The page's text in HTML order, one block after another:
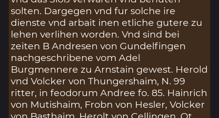
solten. Dargegen vnd fur solche ire
dienste vnd arbait inen etliche gutere zu
lehen verlihen worden. Vnd sind bei
zeiten B Andresen von Gundelfingen
nachgeschribene vom Adel
Burgmennere zu Arnstain gewest. Herold
vnd Volcker von Thungershaim, N. 99
ritter, in feodorum Andree fo. 85. Hainrich
von Mutishaim, Frobn von Hesler, Volcker